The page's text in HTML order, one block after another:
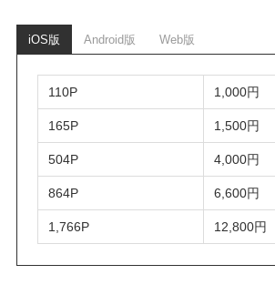
iOS版 Android版 Web版
110P 1,000円
165P 1,500円
504P 4,000円
864P 6,600円
1,766P 12,800円